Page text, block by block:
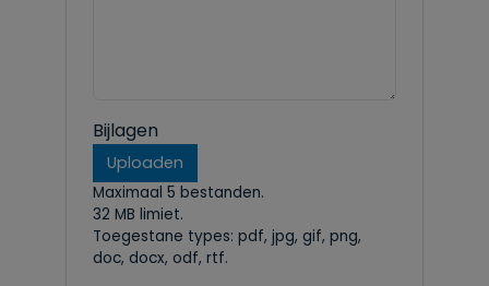
Bijlagen
Uploaden
Maximaal 5 bestanden.
32 MB limiet.
Toegestane types: pdf, jpg, gif, png,
doc, docx, odf, rtf.